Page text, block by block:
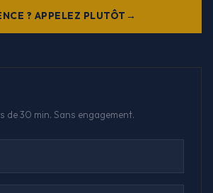
? APPELEZ PLUTÔT
de 30 min. Sans engagement.